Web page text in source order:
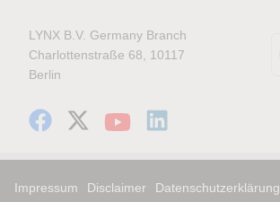
LYNX B.V. Germany Branch
Charlottenstraße 68, 10117
Berlin
Impressum Disclaimer Datenschutzerklärung